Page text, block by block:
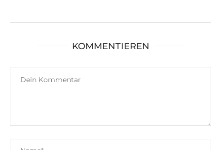
KOMMENTIEREN